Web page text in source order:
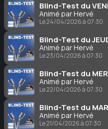
Blind-Test du
Animé par Hervé
Le 24/04/2026 à 07:30
Blind-Test du
Animé par Hervé
Le 23/04/2026 à 07:30
Blind-Test du
Animé par Hervé
Le 22/04/2026 à 07:30
Blind-Test du
Animé par Hervé
Le 21/04/2026 à 07:30